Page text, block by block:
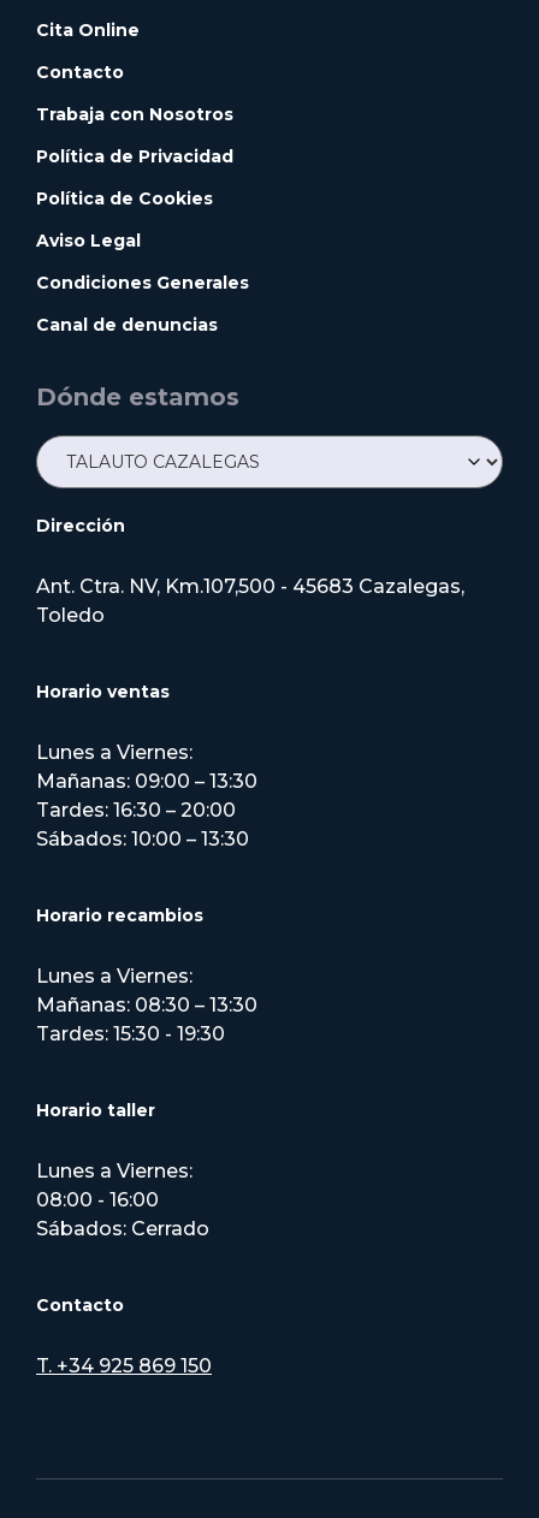
Cita Online
Contacto
Trabaja con Nosotros
Política de Privacidad
Política de Cookies
Aviso Legal
Condiciones Generales
Canal de denuncias
Dónde estamos
Dirección
Ant. Ctra. NV, Km.107,500 - 45683 Cazalegas,
Toledo
Horario ventas
Lunes a Viernes:
Mañanas: 09:00 – 13:30
Tardes: 16:30 – 20:00
Sábados: 10:00 – 13:30
Horario recambios
Lunes a Viernes:
Mañanas: 08:30 – 13:30
Tardes: 15:30 - 19:30
Horario taller
Lunes a Viernes:
08:00 - 16:00
Sábados: Cerrado
Contacto
T. +34 925 869 150